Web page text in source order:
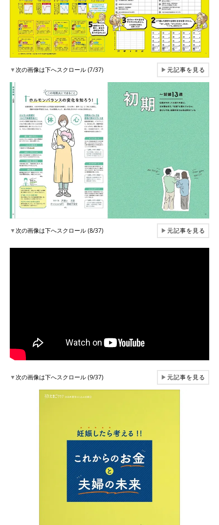
▼次の画像は下へスクロール (7/37) ▶元記事を見る
▼次の画像は下へスクロール (8/37) ▶元記事を見る
▼次の画像は下へスクロール (9/37) ▶元記事を見る